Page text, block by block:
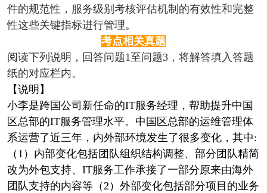
件的规范性，服务级别考核评估机制的有效性和完整
性这些关键指标进行管理。
考点相关真题
阅读下列说明，回答问题1至问题3，将解答填入答题
纸的对应栏内。
【说明】
小李是跨国公司新任命的IT服务经理，帮助提升中国
区总部的IT服务管理水平。中国区总部的运维管理体
系运营了近三年，内外部环境发生了很多变化，其中:
（1）内部变化包括团队组织结构调整、部分团队精简
改为外包支持、IT服务工作承接了一部分原来由海外
团队支持的内容等（2）外部变化包括部分项目的业务